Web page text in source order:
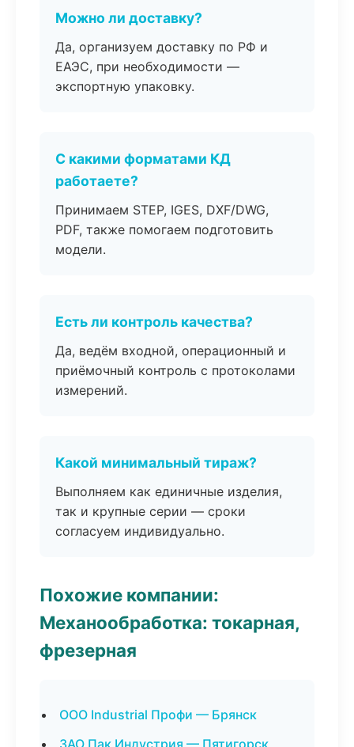
Можно ли доставку?
Да, организуем доставку по РФ и
ЕАЭС, при необходимости —
экспортную упаковку.
С какими форматами КД
работаете?
Принимаем STEP, IGES, DXF/DWG,
PDF, также помогаем подготовить
модели.
Есть ли контроль качества?
Да, ведём входной, операционный и
приёмочный контроль с протоколами
измерений.
Какой минимальный тираж?
Выполняем как единичные изделия,
так и крупные серии — сроки
согласуем индивидуально.
Похожие компании:
Механообработка: токарная,
фрезерная
ООО Industrial Профи — Брянск
ЗАО Пак Индустрия — Пятигорск